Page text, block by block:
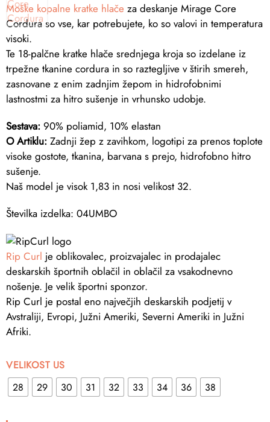
Moške kopalne kratke hlače za deskanje Mirage Core
Cordura so vse, kar potrebujete, ko so valovi in temperatura
visoki.
Te 18-palčne kratke hlače srednjega kroja so izdelane iz
trpežne tkanine cordura in so raztegljive v štirih smereh,
zasnovane z enim zadnjim žepom in hidrofobnimi
lastnostmi za hitro sušenje in vrhunsko udobje.
Sestava: 90% poliamid, 10% elastan
O Artiklu: Zadnji žep z zavihkom, logotipi za prenos toplote
visoke gostote, tkanina, barvana s prejo, hidrofobno hitro
sušenje.
Naš model je visok 1,83 in nosi velikost 32.
Številka izdelka: 04UMBO
Rip Curl je oblikovalec, proizvajalec in prodajalec
deskarskih športnih oblačil in oblačil za vsakodnevno
nošenje. Je velik športni sponzor.
Rip Curl je postal eno največjih deskarskih podjetij v
Avstraliji, Evropi, Južni Ameriki, Severni Ameriki in Južni
Afriki.
VELIKOST US
28
29 30 31 32 33 34 36 38